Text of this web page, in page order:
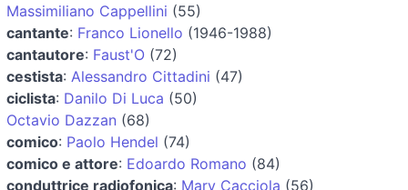
Massimiliano Cappellini (55)
cantante: Franco Lionello (1946-1988)
cantautore: Faust'O (72)
cestista: Alessandro Cittadini (47)
ciclista: Danilo Di Luca (50)
Octavio Dazzan (68)
comico: Paolo Hendel (74)
comico e attore: Edoardo Romano (84)
conduttrice radiofonica: Mary Cacciola (56)